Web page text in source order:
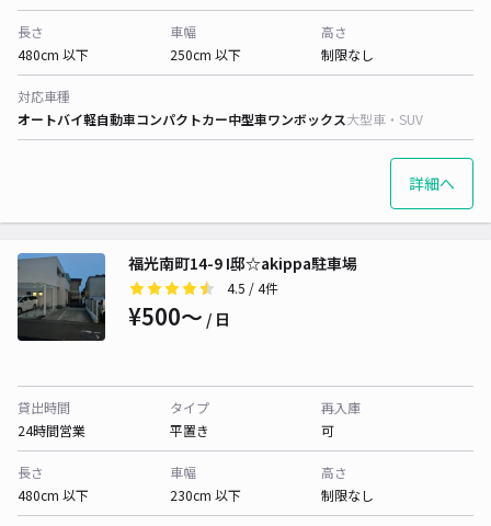
長さ
480cm 以下
車幅
250cm 以下
高さ
制限なし
対応車種
オートバイ軽自動車コンパクトカー中型車ワンボックス大型車・SUV
詳細へ
福光南町14-9 I邸☆akippa駐車場
4.5 / 4件
¥500〜 / 日
貸出時間
24時間営業
タイプ
平置き
再入庫
可
長さ
480cm 以下
車幅
230cm 以下
高さ
制限なし